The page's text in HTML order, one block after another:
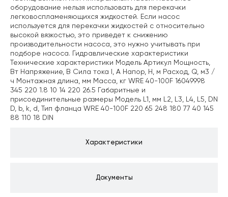
Характеристики
Документы
оборудование нельзя использовать для перекачки
легковоспламеняющихся жидкостей. Если насос
используется для перекачки жидкостей с относительно
высокой вязкостью, это приведет к снижению
производительности насоса, это нужно учитывать при
подборе насоса. Гидравлические характеристики
Технические характеристики Модель Артикул Мощность,
Вт Напряжение, В Сила тока I, А Напор, Н, м Расход, Q, м3 /
ч Монтажная длина, мм Масса, кг WRE 40-100F 16049998
345 220 1.8 10 14 220 26.5 Габаритные и
присоединительные размеры Модель L1, мм L2, L3, L4, L5, DN
D, b, k, d, Тип фланца WRE 40-100F 220 65 248 180 77 40 145
88 110 18 DIN